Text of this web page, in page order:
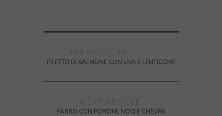
FILETTO DI SALMONE CON UVA E LENTICCHIE
FARRO CON PORCINI, NOCI E CHÈVRE